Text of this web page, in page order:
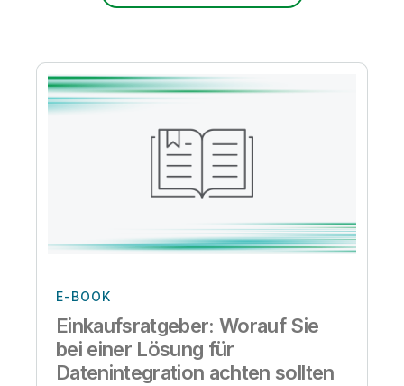
E-BOOK
Einkaufsratgeber: Worauf Sie
bei einer Lösung für
Datenintegration achten sollten